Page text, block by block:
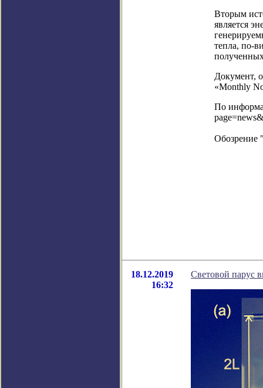
Вторым
является
тепла, по-
Документ,
«Monthly
По
Обозрение
18.12.2019
16:32
Световой парус